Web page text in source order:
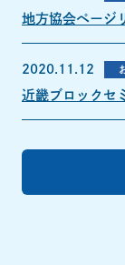
地方協会ページ
2020.11.12
近畿ブロックセ